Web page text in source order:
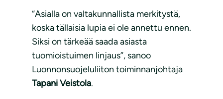
“Asialla on valtakunnallista merkitystä,
koska tällaisia lupia ei ole annettu ennen.
Siksi on tärkeää saada asiasta
tuomioistuimen linjaus”, sanoo
Luonnonsuojeluliiton toiminnanjohtaja
Tapani Veistola.